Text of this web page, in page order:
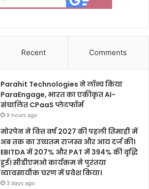
Recent Comments
Parahit Technologies ने लॉन्च किया
ParaEngage, भारत का एकीकृत AI-
संचालित CPaaS प्लेटफॉर्म
9 hours ago
मोरपेन ने वित्त वर्ष 2027 की पहली तिमाही में
अब तक का उच्चतम राजस्व और आय दर्ज की।
EBITDA में 207% और PAT में 394% की वृद्धि
हुई। सीडीएमओ कार्यक्रम ने पुरंतया
व्यावसायीक चरण में प्रवेश किया।
3 days ago